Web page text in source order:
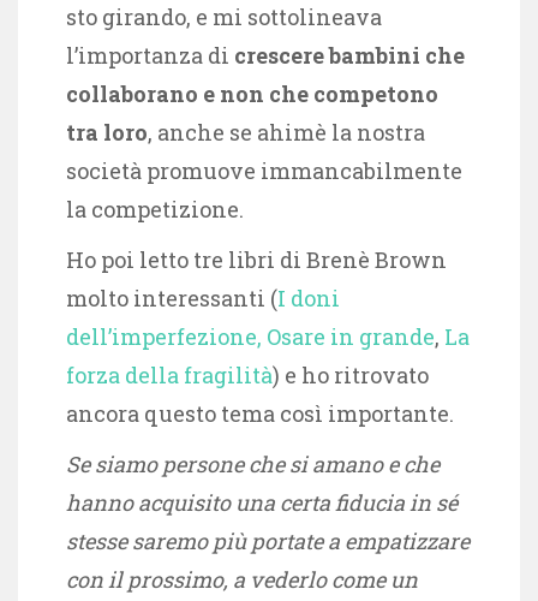
sto girando, e mi sottolineava
l’importanza di crescere bambini che
collaborano e non che competono
tra loro, anche se ahimè la nostra
società promuove immancabilmente
la competizione.
Ho poi letto tre libri di Brenè Brown
molto interessanti (I doni
dell’imperfezione, Osare in grande, La
forza della fragilità) e ho ritrovato
ancora questo tema così importante.
Se siamo persone che si amano e che
hanno acquisito una certa fiducia in sé
stesse saremo più portate a empatizzare
con il prossimo, a vederlo come un